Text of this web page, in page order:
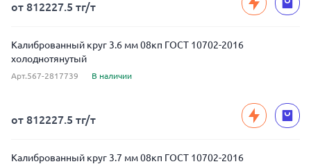
от 812227.5 тг/т
Калиброванный круг 3.6 мм 08кп ГОСТ 10702-2016
холоднотянутый
Арт.567-2817739 В наличии
от 812227.5 тг/т
Калиброванный круг 3.7 мм 08кп ГОСТ 10702-2016